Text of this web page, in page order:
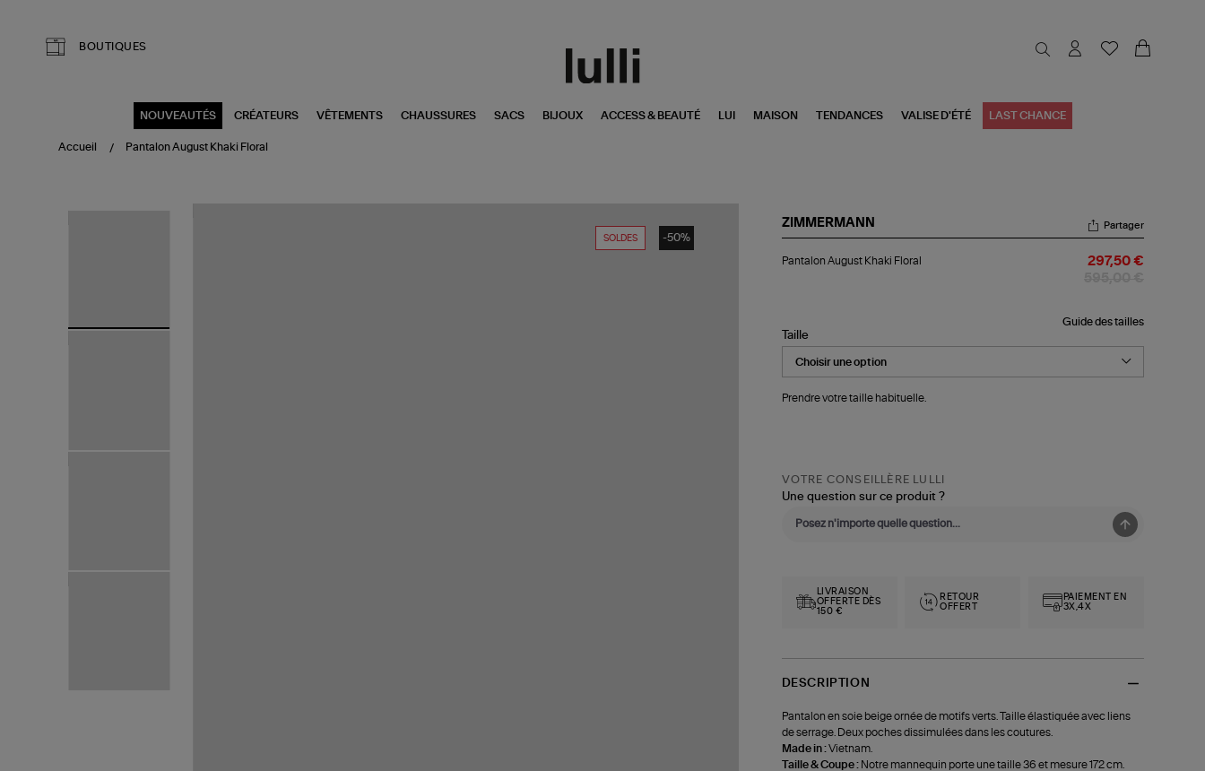
BOUTIQUES
NOUVEAUTÉS CRÉATEURS VÊTEMENTS CHAUSSURES SACS BIJOUX ACCESS & BEAUTÉ LUI MAISON TENDANCES VALISE D'ÉTÉ LAST CHANCE
Accueil Pantalon August Khaki Floral
SOLDES -50%
ZIMMERMANN
August
Partager
Pantalon August Khaki Floral 297,50 €
Guide des tailles
Taille
Prendre votre taille habituelle.
VOTRE CONSEILLÈRE LULLI
Une question sur ce produit ?
LIVRAISON
OFFERTE DÈS
150 €
RETOUR
OFFERT
PAIEMENT EN
3X,4X
DESCRIPTION
Pantalon en soie beige ornée de motifs verts. Taille élastiquée avec liens
de serrage. Deux poches dissimulées dans les coutures.
Made in :Vietnam.
Taille & Coupe : Notre mannequin porte une taille 36 et mesure 172 cm.